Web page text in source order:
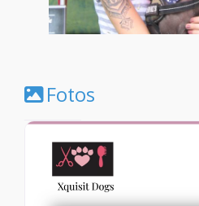
Fotos